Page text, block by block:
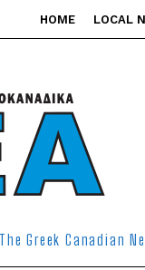
HOME LOCAL
Greek Canadian